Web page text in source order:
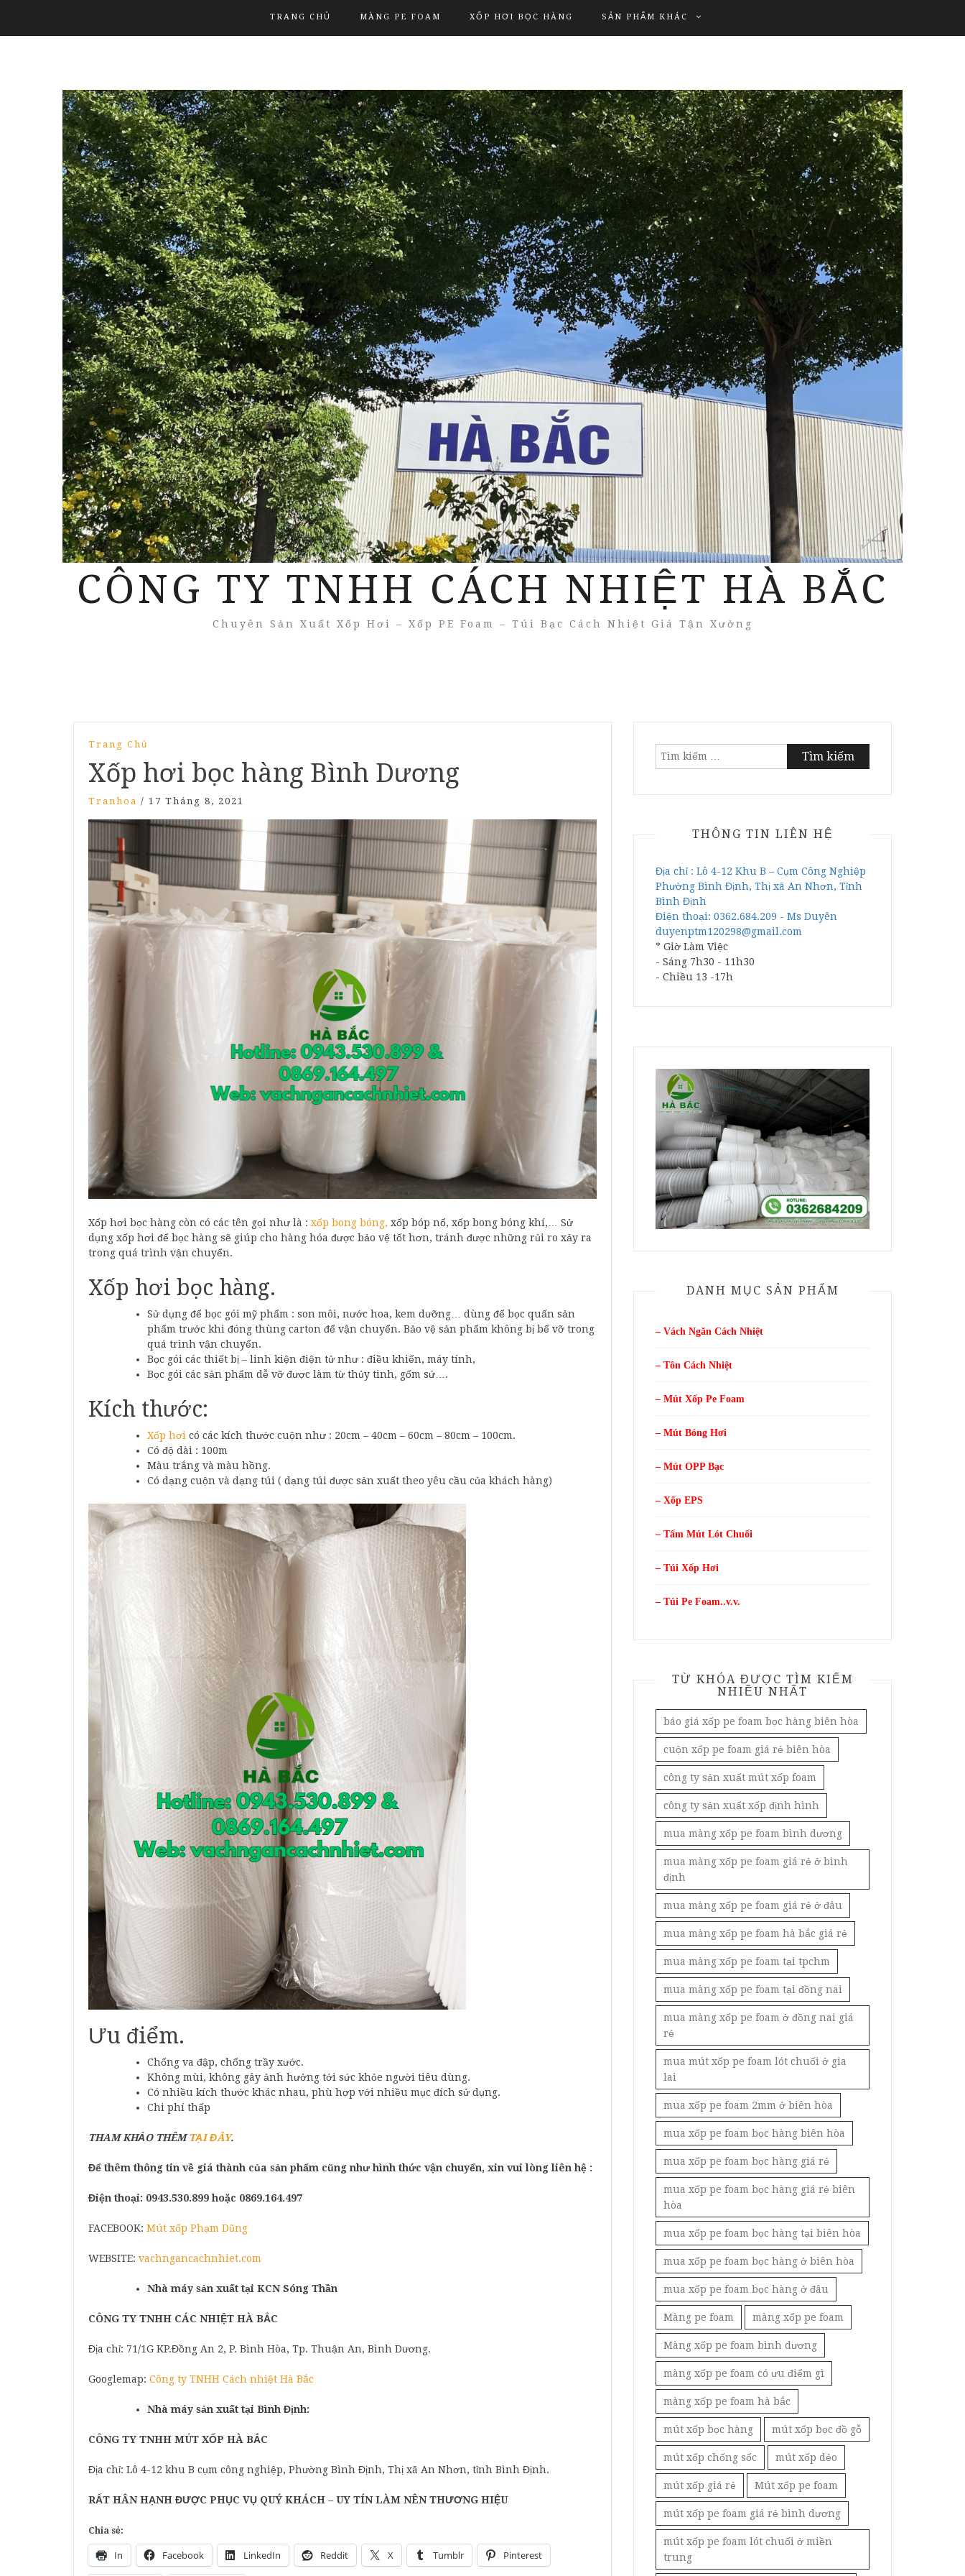
TRANG CHỦ MÀNG PE FOAM XỐP HƠI BỌC HÀNG SẢN PHẨM KHÁC
CÔNG TY TNHH CÁCH NHIỆT HÀ BẮC
Chuyên Sản Xuất Xốp Hơi – Xốp PE Foam – Túi Bạc Cách Nhiệt Giá Tận Xưởng
Trang Chủ
Xốp hơi bọc hàng Bình Dương
Tranhoa / 17 Tháng 8, 2021
Xốp hơi bọc hàng còn có các tên gọi như là : xốp bong bóng, xốp bóp nổ, xốp bong bóng khí,… Sử
dụng xốp hơi để bọc hàng sẽ giúp cho hàng hóa được bảo vệ tốt hơn, tránh được những rủi ro xảy ra
trong quá trình vận chuyển.
Xốp hơi bọc hàng.
Sử dụng để bọc gói mỹ phẩm : son môi, nước hoa, kem dưỡng… dùng để bọc quấn sản
phẩm trước khi đóng thùng carton để vận chuyển. Bảo vệ sản phẩm không bị bể vỡ trong
quá trình vận chuyển.
Bọc gói các thiết bị – linh kiện điện tử như : điều khiển, máy tính,
Bọc gói các sản phẩm dễ vỡ được làm từ thủy tinh, gốm sứ….
Kích thước:
Xốp hơi có các kích thước cuộn như : 20cm – 40cm – 60cm – 80cm – 100cm.
Có độ dài : 100m
Màu trắng và màu hồng.
Có dạng cuộn và dạng túi ( dạng túi được sản xuất theo yêu cầu của khách hàng)
Ưu điểm.
Chống va đập, chống trầy xước.
Không mùi, không gây ảnh hưởng tới sức khỏe người tiêu dùng.
Có nhiều kích thước khác nhau, phù hợp với nhiều mục đích sử dụng.
Chi phí thấp
THAM KHẢO THÊMTẠI ĐÂY.
Để thêm thông tin về giá thành của sản phẩm cũng như hình thức vận chuyển, xin vui lòng liên hệ :
Điện thoại: 0943.530.899hoặc 0869.164.497
FACEBOOK: Mút xốp Phạm Dũng
WEBSITE: vachngancachnhiet.com
Nhà máy sản xuất tại KCN Sóng Thần
CÔNG TY TNHH CÁC NHIỆT HÀ BẮC
Địa chỉ: 71/1G KP.Đồng An 2, P. Bình Hòa, Tp. Thuận An, Bình Dương.
Googlemap: Công ty TNHH Cách nhiệt Hà Bắc
Nhà máy sản xuất tại Bình Định:
CÔNG TY TNHH MÚT XỐP HÀ BẮC
Địa chỉ: Lô 4-12 khu B cụm công nghiệp, Phường Bình Định, Thị xã An Nhơn, tỉnh Bình Định.
RẤT HÂN HẠNH ĐƯỢC PHỤC VỤ QUÝ KHÁCH – UY TÍN LÀM NÊN THƯƠNG HIỆU
Chia sẻ:
In Facebook LinkedIn Reddit X Tumblr Pinterest
Tìm
THÔNG TIN LIÊN HỆ
Địa chỉ : Lô 4-12 Khu B – Cụm Công Nghiệp
Phường Bình Định, Thị xã An Nhơn, Tỉnh
Bình Định
Điện thoại: 0362.684.209 - Ms Duyên
duyenptm120298@gmail.com
* Giờ Làm Việc
- Sáng 7h30 - 11h30
- Chiều 13 -17h
DANH MỤC SẢN PHẨM
– Vách Ngăn Cách Nhiệt
– Tôn Cách Nhiệt
– Mút Xốp Pe Foam
– Mút Bóng Hơi
– Mút OPP Bạc
– Xốp EPS
– Tấm Mút Lót Chuối
– Túi Xốp Hơi
– Túi Pe Foam..v.v.
TỪ KHÓA ĐƯỢC TÌM KIẾM
NHIỀU NHẤT
báo giá xốp pe foam bọc hàng biên hòa
cuộn xốp pe foam giá rẻ biên hòa
công ty sản xuất mút xốp foam
công ty sản xuất xốp định hình
mua màng xốp pe foam bình dương
mua màng xốp pe foam giá rẻ ở bình
định
mua màng xốp pe foam giá rẻ ở đâu
mua màng xốp pe foam hà bắc giá rẻ
mua màng xốp pe foam tại tpchm
mua màng xốp pe foam tại đồng nai
mua màng xốp pe foam ở đồng nai giá
rẻ
mua mút xốp pe foam lót chuối ở gia
lai
mua xốp pe foam 2mm ở biên hòa
mua xốp pe foam bọc hàng biên hòa
mua xốp pe foam bọc hàng giá rẻ
mua xốp pe foam bọc hàng giá rẻ biên
hòa
mua xốp pe foam bọc hàng tại biên hòa
mua xốp pe foam bọc hàng ở biên hòa
mua xốp pe foam bọc hàng ở đâu
Màng pe foam màng xốp pe foam
Màng xốp pe foam bình dương
màng xốp pe foam có ưu điểm gì
màng xốp pe foam hà bắc
mút xốp bọc hàng mút xốp bọc đồ gỗ
mút xốp chống sốc mút xốp dẻo
mút xốp giá rẻ Mút xốp pe foam
mút xốp pe foam giá rẻ bình dương
mút xốp pe foam lót chuối ở miền
trung